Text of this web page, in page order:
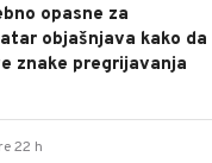
opasne za
objašnjava kako da
znake pregrijavanja
22 h